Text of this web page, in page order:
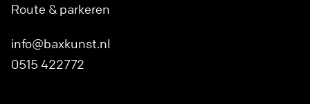
Route & parkeren
info@baxkunst.nl
0515 422772